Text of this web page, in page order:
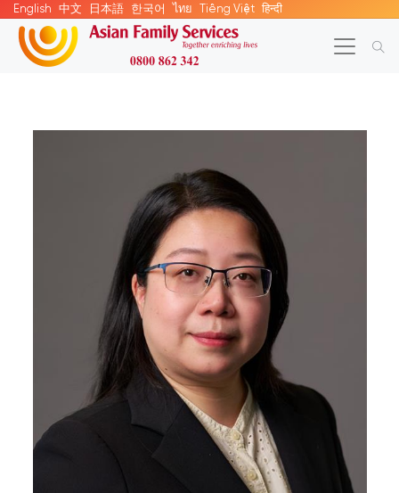
English 中文 日本語 한국어 ไทย Tiếng Việt हिन्दी